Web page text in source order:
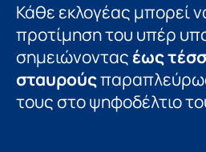
Κάθε εκλογέας μπορεί
προτίμηση του υπέρ
σημειώνονταςέως
σταυρούς
τους στο ψηφοδέλτιο